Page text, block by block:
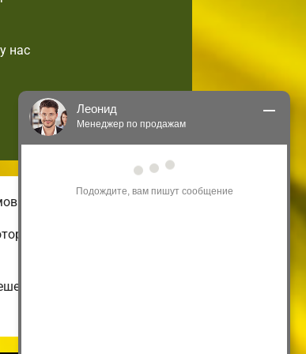
нас
можно подстроить по
до огромных
Леонид
Менеджер по продажам
Здравствуйте! Я могу
акциям и проектам.